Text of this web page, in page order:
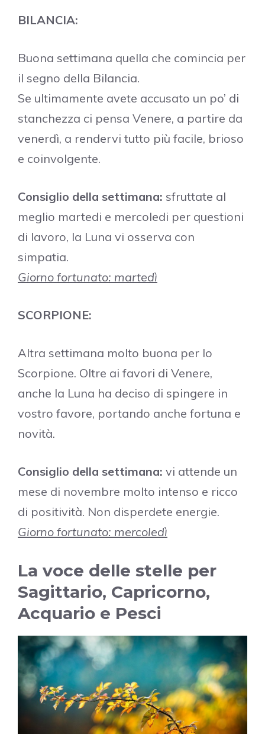
BILANCIA:
Buona settimana quella che comincia per
il segno della Bilancia.
Se ultimamente avete accusato un po’ di
stanchezza ci pensa Venere, a partire da
venerdì, a rendervi tutto più facile, brioso
e coinvolgente.
Consiglio della settimana: sfruttate al
meglio martedi e mercoledi per questioni
di lavoro, la Luna vi osserva con
simpatia.
Giorno fortunato: martedì
SCORPIONE:
Altra settimana molto buona per lo
Scorpione. Oltre ai favori di Venere,
anche la Luna ha deciso di spingere in
vostro favore, portando anche fortuna e
novità.
Consiglio della settimana: vi attende un
mese di novembre molto intenso e ricco
di positività. Non disperdete energie.
Giorno fortunato: mercoledì
La voce delle stelle per
Sagittario, Capricorno,
Acquario e Pesci